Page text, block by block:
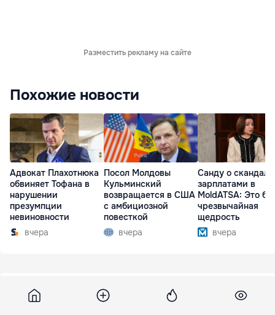
Разместить рекламу на сайте
Похожие новости
Адвокат Плахотнюка
обвиняет Тофана в
нарушении
презумпции
невиновности
вчера
Посол Молдовы
Кульминский
возвращается в США
с амбициозной
повесткой
вчера
Санду о
зарплатами в
MoldATSA: Это
чрезвычайная
щедрость
вчера
Unimedia 11 июня 2015, 10:12 3 750